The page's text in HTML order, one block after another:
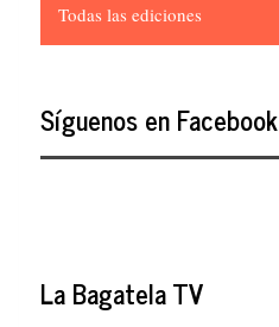
Todas las ediciones
Síguenos en Facebook
La Bagatela TV